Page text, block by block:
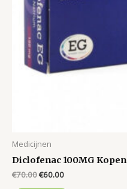
Medicijnen
Diclofenac 100MG Kopen
€70.00Original
€60.00Current